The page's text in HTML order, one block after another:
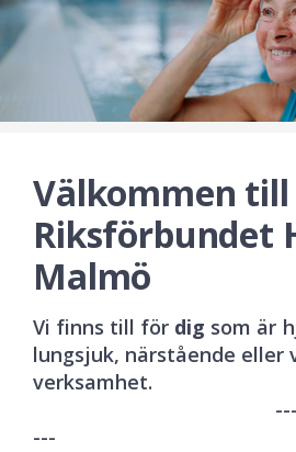
Välkommen till
Riksförbundet
Malmö
Vi finns till för dig som är
lungsjuk, närstående eller
verksamhet.
---